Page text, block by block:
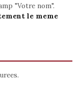
"Votre nom".
le meme